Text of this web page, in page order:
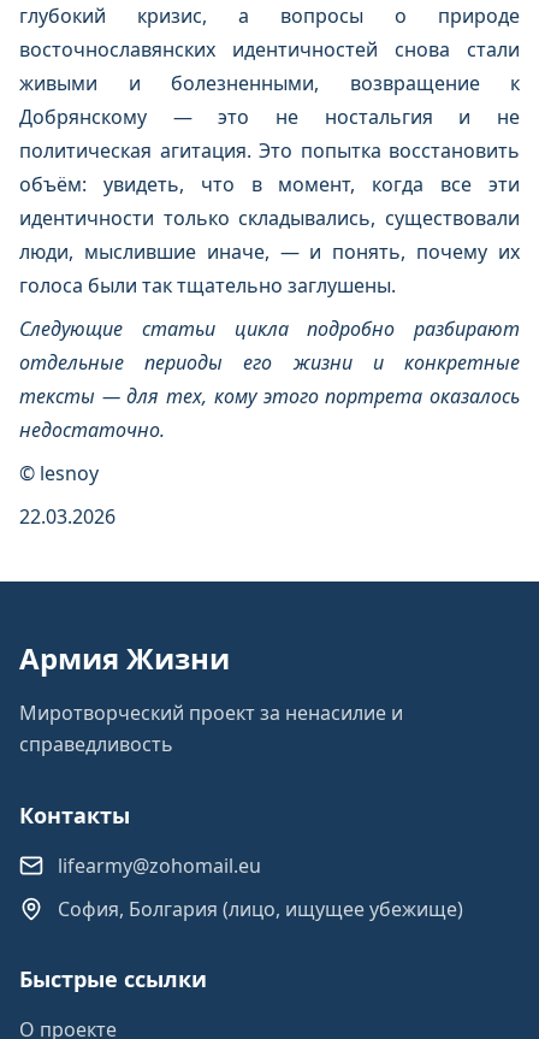
глубокий кризис, а вопросы о природе
восточнославянских идентичностей снова стали
живыми и болезненными, возвращение к
Добрянскому — это не ностальгия и не
политическая агитация. Это попытка восстановить
объём: увидеть, что в момент, когда все эти
идентичности только складывались, существовали
люди, мыслившие иначе, — и понять, почему их
голоса были так тщательно заглушены.
Следующие статьи цикла подробно разбирают
отдельные периоды его жизни и конкретные
тексты — для тех, кому этого портрета оказалось
недостаточно.
© lesnoy
22.03.2026
Армия Жизни
Миротворческий проект за ненасилие и
справедливость
Контакты
lifearmy@zohomail.eu
София, Болгария (лицо, ищущее убежище)
Быстрые ссылки
О проекте